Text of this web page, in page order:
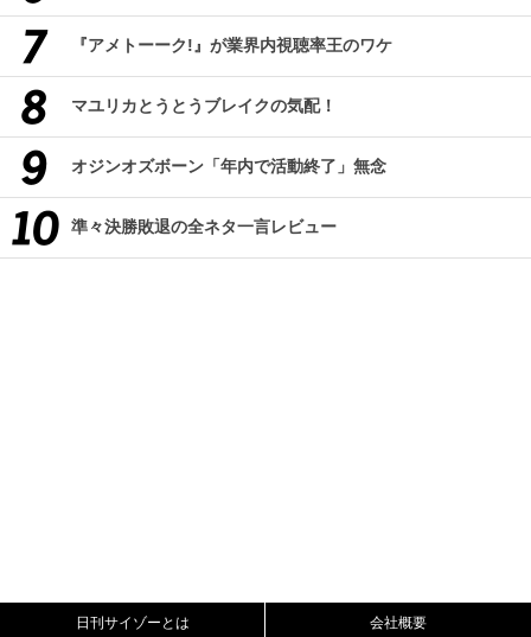
『アメトーーク!』が業界内視聴率王のワケ
マユリカとうとうブレイクの気配！
オジンオズボーン「年内で活動終了」無念
準々決勝敗退の全ネタ一言レビュー
日刊サイゾーとは 会社概要